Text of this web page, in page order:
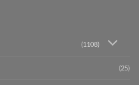
(1108)
(25)